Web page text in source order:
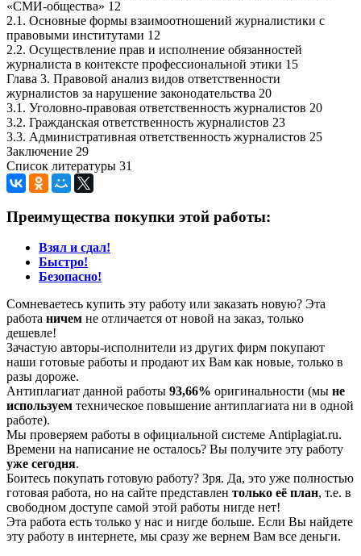
«СМИ-общества» 12
2.1. Основные формы взаимоотношений журналистики с
правовыми институтами 12
2.2. Осуществление прав и исполнение обязанностей
журналиста в контексте профессиональной этики 15
Глава 3. Правовой анализ видов ответственности
журналистов за нарушение законодательства 20
3.1. Уголовно-правовая ответственность журналистов 20
3.2. Гражданская ответственность журналистов 23
3.3. Административная ответственность журналистов 25
Заключение 29
Список литературы 31
Преимущества покупки этой работы:
Взял и сдал!
Быстро!
Безопасно!
Сомневаетесь купить эту работу или заказать новую? Эта
работа ничем не отличается от новой на заказ, только
дешевле!
Зачастую авторы-исполнители из других фирм покупают
наши готовые работы и продают их Вам как новые, только в
разы дороже.
Антиплагиат данной работы 93,66% оригинальности (мы не
используем техническое повышение антиплагиата ни в одной
работе).
Мы проверяем работы в официальной системе Аntiplagiat.ru.
Времени на написание не осталось? Вы получите эту работу
уже сегодня.
Боитесь покупать готовую работу? Зря. Да, это уже полностью
готовая работа, но на сайте представлен только её план, т.е. в
свободном доступе самой этой работы нигде нет!
Эта работа есть только у нас и нигде больше. Если Вы найдете
эту работу в интернете, мы сразу же вернем Вам все деньги.